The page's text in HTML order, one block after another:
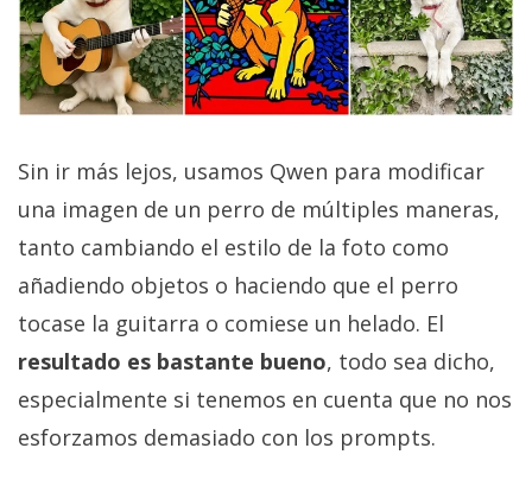
Sin ir más lejos, usamos Qwen para modificar
una imagen de un perro de múltiples maneras,
tanto cambiando el estilo de la foto como
añadiendo objetos o haciendo que el perro
tocase la guitarra o comiese un helado. El
resultado es bastante bueno, todo sea dicho,
especialmente si tenemos en cuenta que no nos
esforzamos demasiado con los prompts.